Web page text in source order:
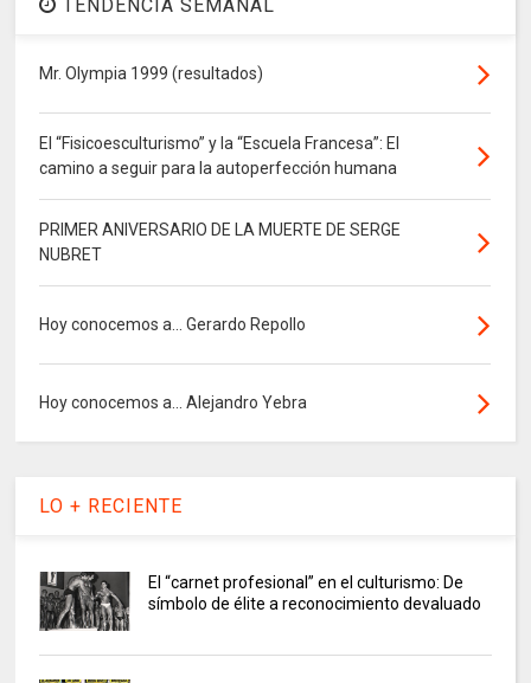
TENDENCIA SEMANAL
Mr. Olympia 1999 (resultados)
El “Fisicoesculturismo” y la “Escuela Francesa”: El
camino a seguir para la autoperfección humana
PRIMER ANIVERSARIO DE LA MUERTE DE SERGE
NUBRET
Hoy conocemos a... Gerardo Repollo
Hoy conocemos a... Alejandro Yebra
LO + RECIENTE
El “carnet profesional” en el culturismo: De
símbolo de élite a reconocimiento devaluado